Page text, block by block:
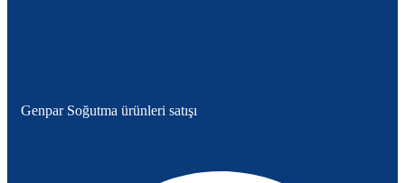
Genpar Soğutma ürünleri satışı